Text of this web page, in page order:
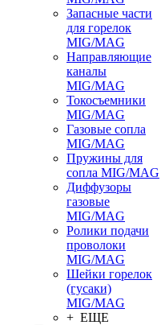
Запасные части
для горелок
MIG/MAG
Направляющие
каналы
MIG/MAG
Токосъемники
MIG/MAG
Газовые сопла
MIG/MAG
Пружины для
сопла MIG/MAG
Диффузоры
газовые
MIG/MAG
Ролики подачи
проволоки
MIG/MAG
Шейки горелок
(гусаки)
MIG/MAG
+ ЕЩЕ